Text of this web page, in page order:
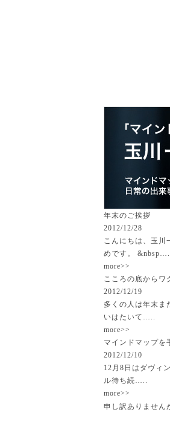
年末のご挨拶
2012/12/28
こんにちは、玉川
めです。
more>>
こころの底からワ
2012/12/19
多くの人は年末
いはたいて…..
more>>
マインドマップを
2012/12/10
12月8日はダヴィ
ル待ち続…..
more>>
申し訳ありません